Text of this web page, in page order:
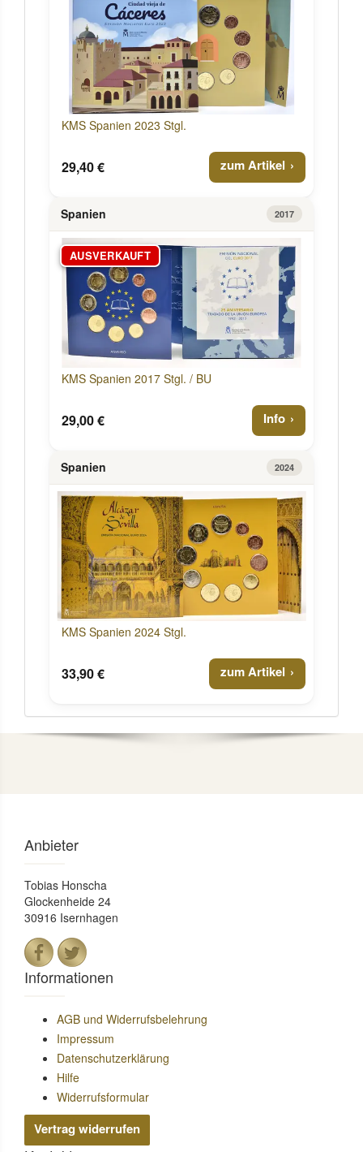
KMS Spanien 2023 Stgl.
29,40 € zum Artikel
Spanien 2017
AUSVERKAUFT
KMS Spanien 2017 Stgl. / BU
29,00 € Info
Spanien 2024
KMS Spanien 2024 Stgl.
33,90 € zum Artikel
Anbieter
Tobias Honscha
Glockenheide 24
30916 Isernhagen
Informationen
AGB und Widerrufsbelehrung
Impressum
Datenschutzerklärung
Hilfe
Widerrufsformular
Vertrag widerrufen